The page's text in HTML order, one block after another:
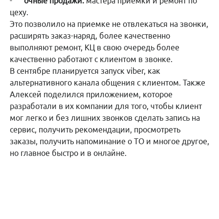
цеху.
Это позволило на приемке не отвлекаться на звонки,
расширять заказ-наряд, более качественно
выполняют ремонт, КЦ в свою очередь более
качественно работают с клиентом в звонке.
В сентябре планируется запуск viber, как
альтернативного канала общения с клиентом. Также
Алексей поделился приложением, которое
разработали в их компании для того, чтобы клиент
мог легко и без лишних звонков сделать запись на
сервис, получить рекомендации, просмотреть
заказы, получить напоминание о ТО и многое другое,
но главное быстро и в онлайне.